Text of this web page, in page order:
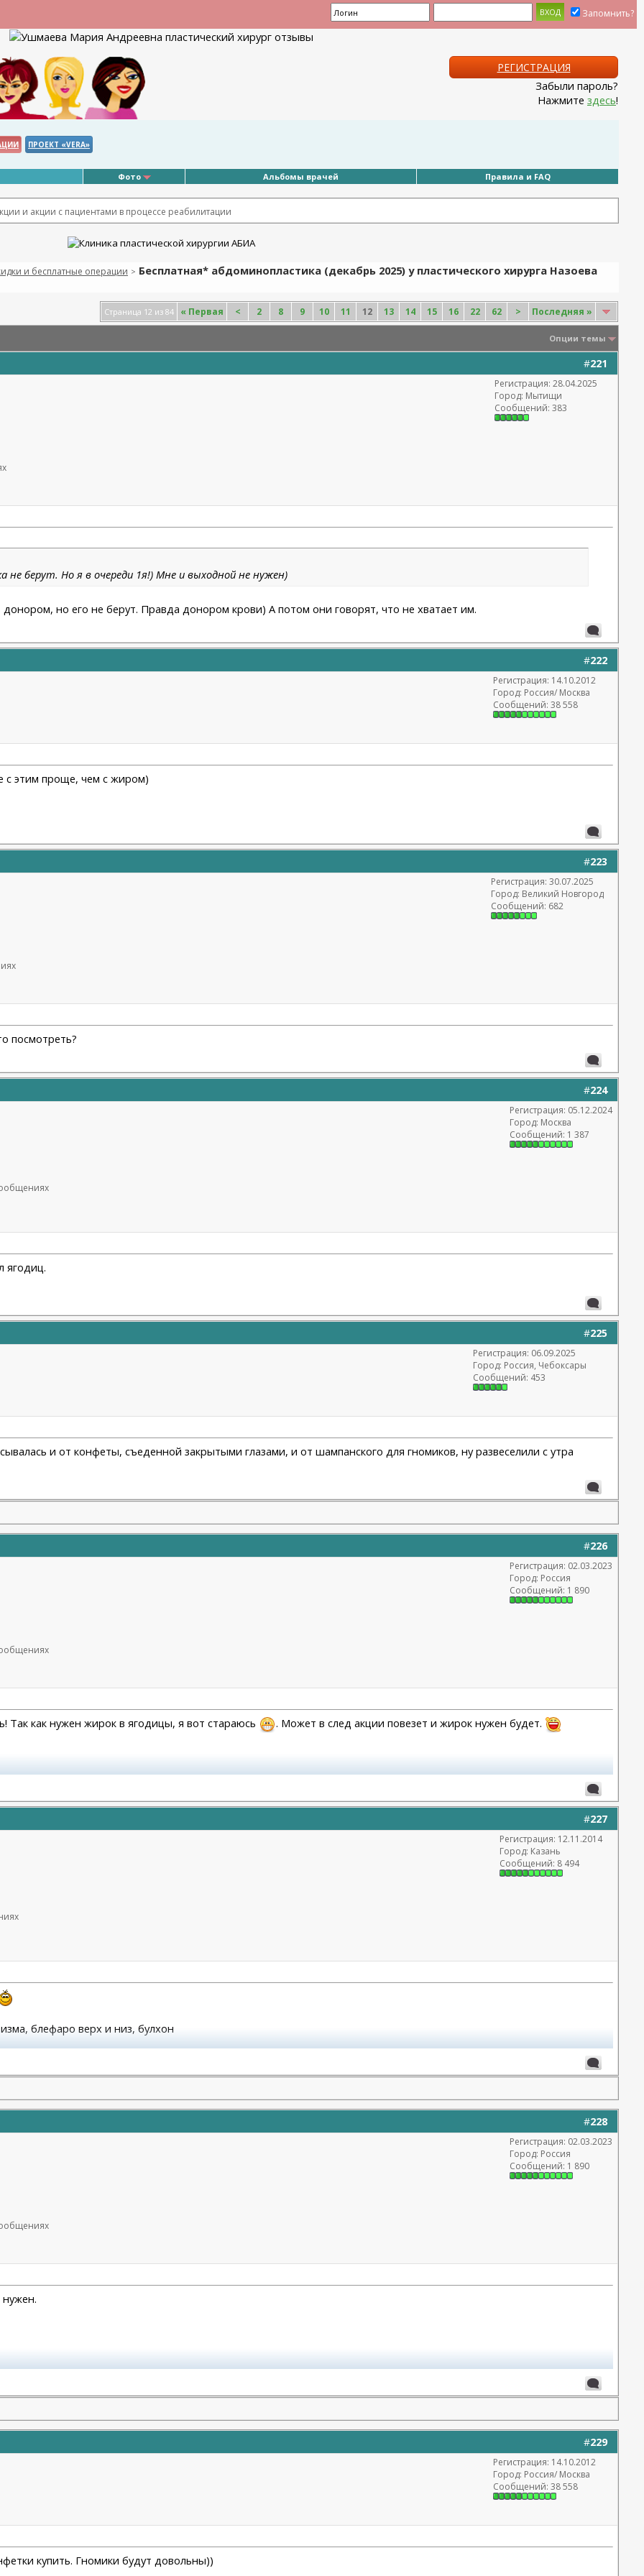
Запомнить?
РЕГИСТРАЦИЯ
Забыли пароль?
Нажмите здесь!
ПРОЕКТ «VERA»
Фото Альбомы врачей Правила и FAQ
и акции с пациентами в процессе реабилитации
и бесплатные операции > Бесплатная* абдоминопластика (декабрь 2025) у пластического хирурга Назоева
Страница 12 из 84 « Первая < 2 8 9 10 11 12 13 14 15 16 22 62 > Последняя »
Опции темы
#221
Регистрация: 28.04.2025
Город: Мытищи
Сообщений: 383
берут. Но я в очереди 1я!) Мне и выходной не нужен)
но его не берут. Правда донором крови) А потом они говорят, что не хватает им.
#222
Регистрация: 14.10.2012
Город: Россия/ Москва
Сообщений: 38 558
с этим проще, чем с жиром)
#223
Регистрация: 30.07.2025
Город: Великий Новгород
Сообщений: 682
посмотреть?
#224
Регистрация: 05.12.2024
Город: Москва
Сообщений: 1 387
ягодиц.
#225
Регистрация: 06.09.2025
Город: Россия, Чебоксары
Сообщений: 453
и от конфеты, съеденной закрытыми глазами, и от шампанского для гномиков, ну развеселили с утра
#226
Регистрация: 02.03.2023
Город: Россия
Сообщений: 1 890
Так как нужен жирок в ягодицы, я вот стараюсь . Может в след акции повезет и жирок нужен будет.
#227
Регистрация: 12.11.2014
Город: Казань
Сообщений: 8 494
блефаро верх и низ, булхон
и красоты)
#228
Регистрация: 02.03.2023
Город: Россия
Сообщений: 1 890
#229
Регистрация: 14.10.2012
Город: Россия/ Москва
Сообщений: 38 558
купить. Гномики будут довольны))